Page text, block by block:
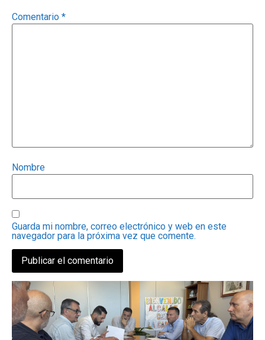
Comentario *
Nombre
Guarda mi nombre, correo electrónico y web en este
navegador para la próxima vez que comente.